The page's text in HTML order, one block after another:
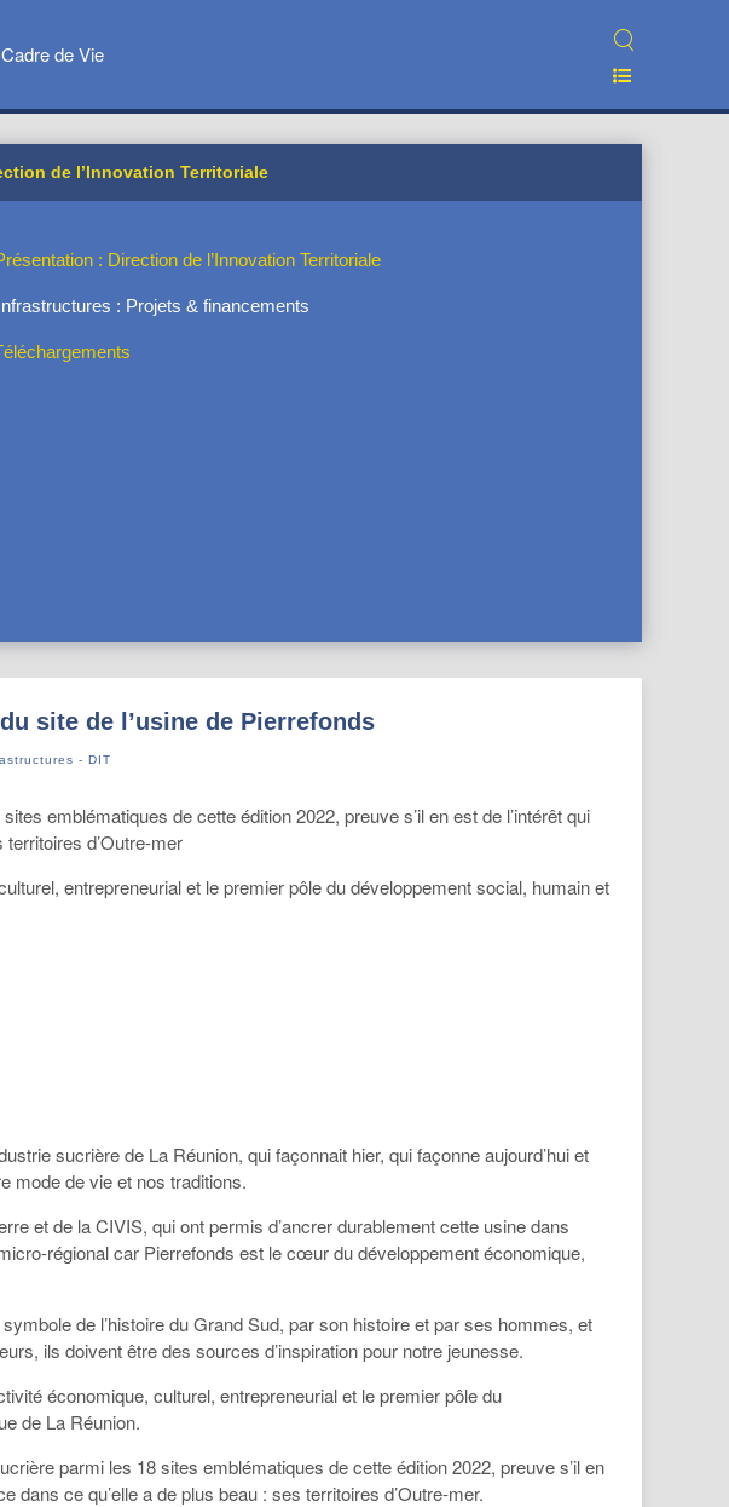
Cadre de Vie
de l’Innovation Territoriale
: Direction de l’Innovation Territoriale
: Projets & financements
site de l’usine de Pierrefonds
- DIT
emblématiques de cette édition 2022, preuve s’il en est de l’intérêt qui
d’Outre-mer
entrepreneurial et le premier pôle du développement social, humain et
sucrière de La Réunion, qui façonnait hier, qui façonne aujourd’hui et
mode de vie et nos traditions.
et de la CIVIS, qui ont permis d’ancrer durablement cette usine dans
régional car Pierrefonds est le cœur du développement économique,
de l’histoire du Grand Sud, par son histoire et par ses hommes, et
ils doivent être des sources d’inspiration pour notre jeunesse.
économique, culturel, entrepreneurial et le premier pôle du
de La Réunion.
parmi les 18 sites emblématiques de cette édition 2022, preuve s’il en
dans ce qu’elle a de plus beau : ses territoires d’Outre-mer.